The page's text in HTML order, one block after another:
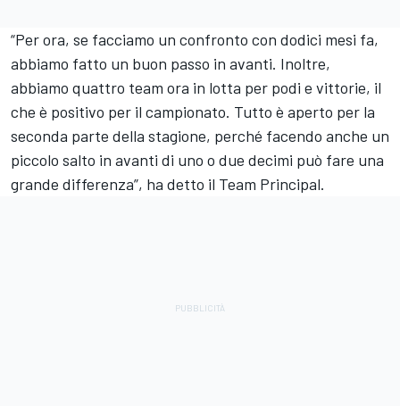
“Per ora, se facciamo un confronto con dodici mesi fa,
abbiamo fatto un buon passo in avanti. Inoltre,
abbiamo quattro team ora in lotta per podi e vittorie, il
che è positivo per il campionato. Tutto è aperto per la
seconda parte della stagione, perché facendo anche un
piccolo salto in avanti di uno o due decimi può fare una
grande differenza”, ha detto il Team Principal.